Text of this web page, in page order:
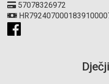
57078326972